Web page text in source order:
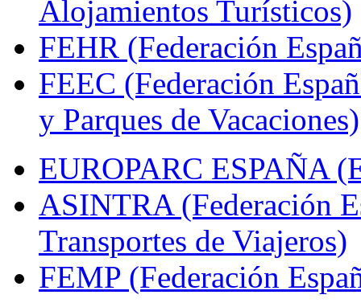
Alojamientos Turísticos)
FEHR (Federación
FEEC (Federación
y Parques de Vacaciones)
EUROPARC ESPAÑA
ASINTRA (Federación
Transportes de Viajeros)
FEMP (Federación